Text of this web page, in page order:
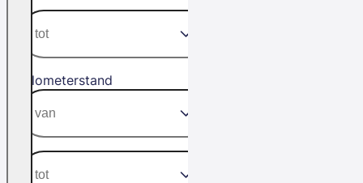
Kilometerstand